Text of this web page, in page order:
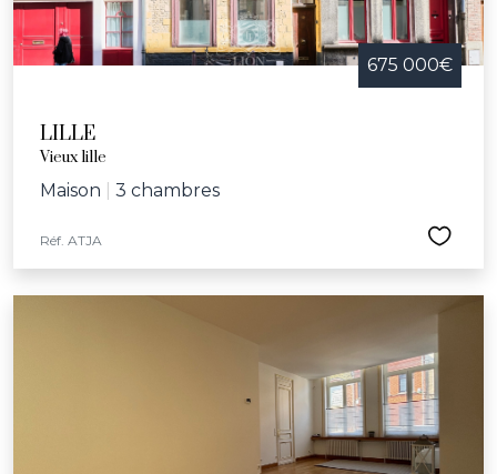
675 000€
LILLE
Vieux lille
Maison 3 chambres
Réf. ATJA